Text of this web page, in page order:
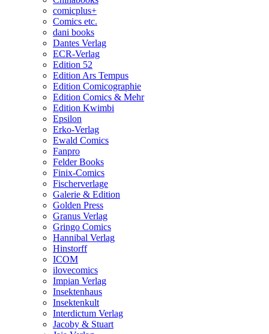
comicplus+
Comics etc.
dani books
Dantes Verlag
ECR-Verlag
Edition 52
Edition Ars Tempus
Edition Comicographie
Edition Comics & Mehr
Edition Kwimbi
Epsilon
Erko-Verlag
Ewald Comics
Fanpro
Felder Books
Finix-Comics
Fischerverlage
Galerie & Edition
Golden Press
Granus Verlag
Gringo Comics
Hannibal Verlag
Hinstorff
ICOM
ilovecomics
Impian Verlag
Insektenhaus
Insektenkult
Interdictum Verlag
Jacoby & Stuart